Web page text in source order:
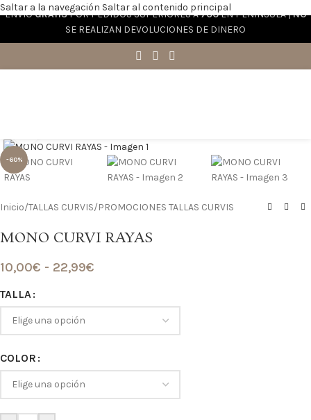
Saltar a la navegación Saltar al contenido principal
ENVÍOGRATISPOR PEDIDOS SUPERIORES A70€EN PENÍNSULA |NO
SE REALIZAN DEVOLUCIONES DE DINERO
-60%
Inicio/TALLAS CURVIS/PROMOCIONES TALLAS CURVIS
MONO CURVI RAYAS
10,00€ - 22,99€
TALLA
COLOR